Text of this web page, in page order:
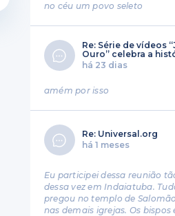
no céu um povo seleto
Re: Série de vídeos
Ouro” celebra a
há 23 dias
amém por isso
Re: Universal.org
há 1 meses
Eu participei dessa reunião
dessa vez em Indaiatuba.
pregou no templo de
nas demais igrejas. Os bispos